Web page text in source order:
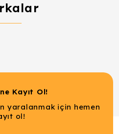
Kayıt Ol!
yaralanmak için hemen
ol!